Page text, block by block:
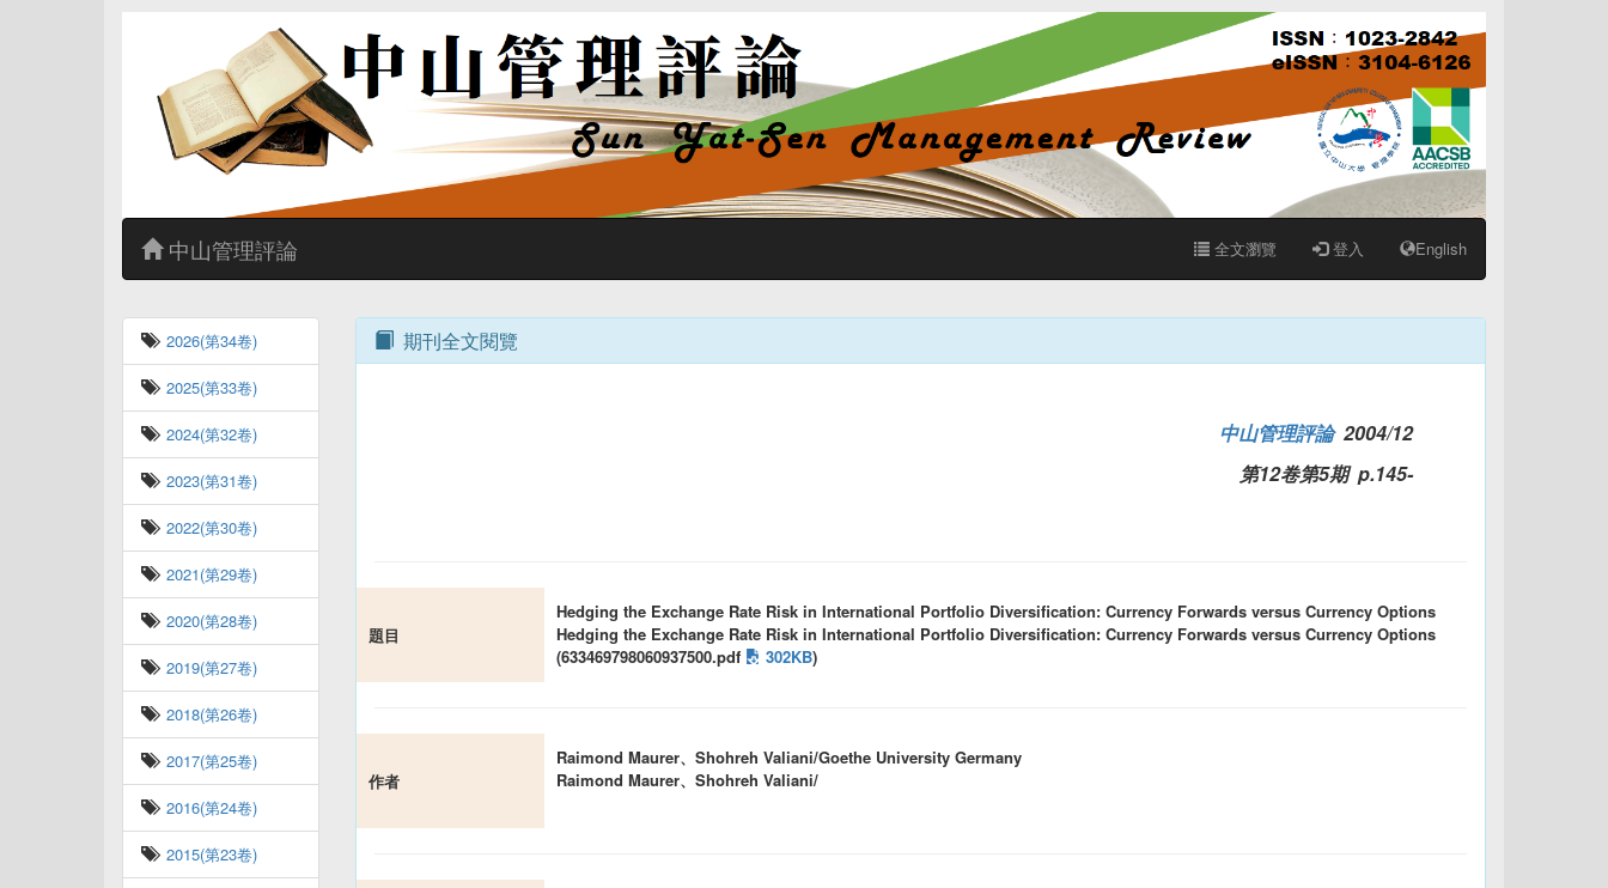
中山管理評論 全文瀏覽 登入 English
2026(第34卷)
2025(第33卷)
2024(第32卷)
2023(第31卷)
2022(第30卷)
2021(第29卷)
2020(第28卷)
2019(第27卷)
2018(第26卷)
2017(第25卷)
2016(第24卷)
2015(第23卷)
期刊全文閱覽
中山管理評論2004/12
第12卷第5期 p.145-
題目
Hedging the Exchange Rate Risk in International Portfolio Diversification: Currency Forwards versus Currency Options
Hedging the Exchange Rate Risk in International Portfolio Diversification: Currency Forwards versus Currency Options
(633469798060937500.pdf
302KB)
作者
Raimond Maurer、Shohreh Valiani/Goethe University Germany
Raimond Maurer、Shohreh Valiani/